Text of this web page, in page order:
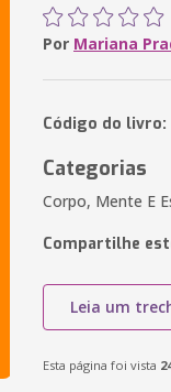
Por Mariana
Código do livro:
Categorias
Corpo, Mente E
Compartilhe
Leia um
Esta página foi vista